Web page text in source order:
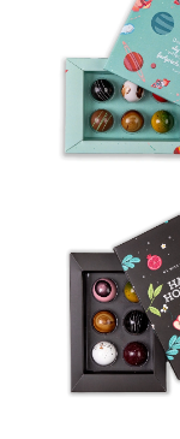
התמונה
בגדול
-
לפתיחת
התמונה
בגדול
-